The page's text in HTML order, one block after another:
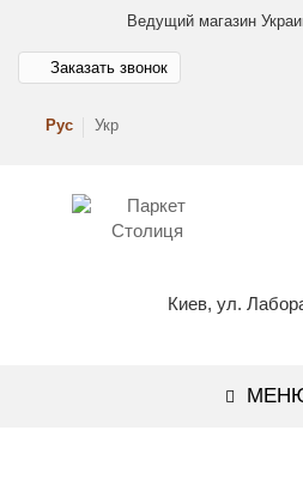
Ведущий магазин
Рус Укр
Заказать звонок
Киев, ул.